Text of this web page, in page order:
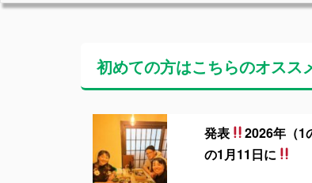
初めての方はこちらのオスス
発表
2026年（1
の1月11日に